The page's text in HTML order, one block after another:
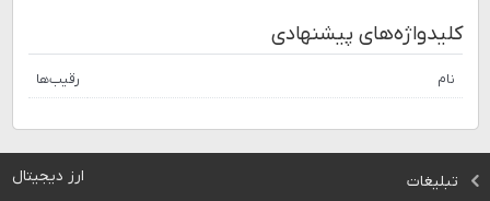
کلیدواژه‌های پیشنهادی
نام رقیب‌ها
ارز دیجیتال تبلیغات